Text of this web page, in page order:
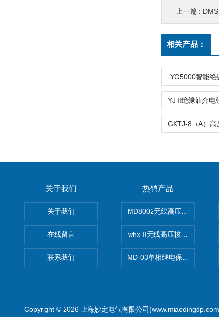
上一篇 :
相关产品：
YG5000智能绝
关于我们
关于我们
在线留言
联系我们
热销产品
MD8002无线高压核相仪
whx-II无线高压核相仪
MD-03单相继电保护测试仪价
Copyright © 2026 上海妙定电气有限公司